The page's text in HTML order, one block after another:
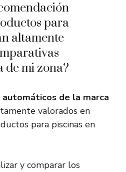
para
altamente
de mi zona?
de la marca
valorados en
para piscinas en
y comparar los